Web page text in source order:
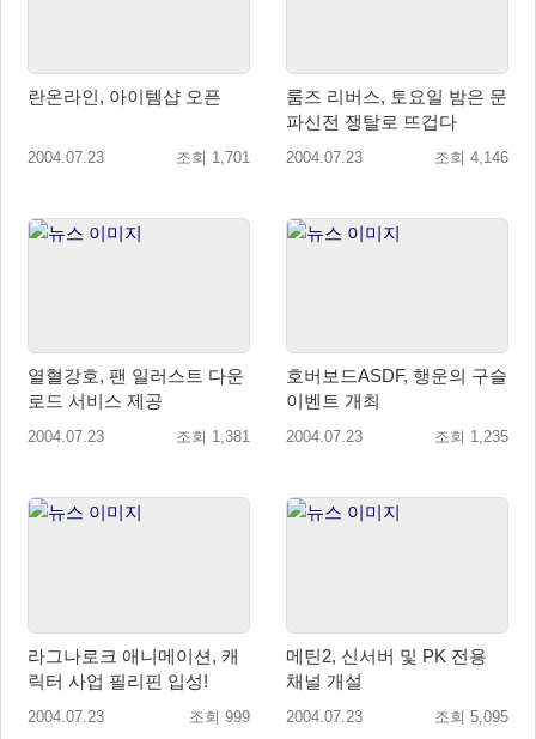
란온라인, 아이템샵 오픈
2004.07.23 조회 1,701
룸즈 리버스, 토요일 밤은 문
파신전 쟁탈로 뜨겁다
2004.07.23 조회 4,146
열혈강호, 팬 일러스트 다운
로드 서비스 제공
2004.07.23 조회 1,381
호버보드ASDF, 행운의 구슬
이벤트 개최
2004.07.23 조회 1,235
라그나로크 애니메이션, 캐
릭터 사업 필리핀 입성!
2004.07.23 조회 999
메틴2, 신서버 및 PK 전용
채널 개설
2004.07.23 조회 5,095